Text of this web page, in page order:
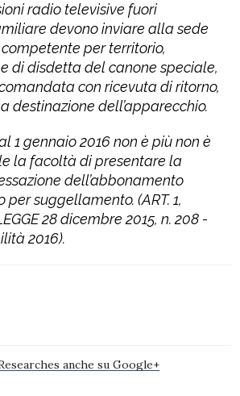
radio televisive fuori
devono inviare alla sede
per territorio,
di disdetta del canone speciale,
con ricevuta di ritorno,
destinazione dell’apparecchio.
1 gennaio 2016 non è più non è
la facoltà di presentare la
dell’abbonamento
suggellamento. (ART. 1,
28 dicembre 2015, n. 208 -
2016).
anche su Google+